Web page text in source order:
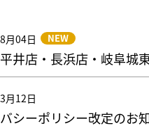
月04日 NEW
井店・長浜店・岐阜城
月12日
シーポリシー改定のお